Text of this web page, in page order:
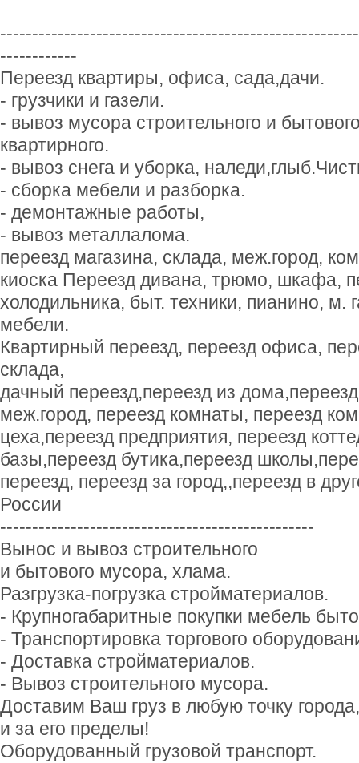
------------
Переезд квартиры, офиса, сада,дачи.
- грузчики и газели.
- вывоз мусора строительного и
квартирного.
- вывоз снега и уборка,
- сборка мебели и разборка.
- демонтажные работы,
- вывоз металлалома.
переезд магазина, склада, меж.город,
киоска Переезд дивана, трюмо, шкафа,
холодильника, быт. техники, пианино, м.
мебели.
Квартирный переезд, переезд офиса,
склада,
дачный переезд,переезд из
меж.город, переезд комнаты, переезд
цеха,переезд предприятия, переезд
базы,переезд бутика,переезд
переезд, переезд за город,,переезд в
России
-------------------------------------------------
Вынос и вывоз строительного
и бытового мусора, хлама.
Разгрузка-погрузка стройматериалов.
- Крупногабаритные покупки мебель
- Транспортировка торгового
- Доставка стройматериалов.
- Вывоз строительного мусора.
Доставим Ваш груз в любую точку города,
и за его пределы!
Оборудованный грузовой транспорт.